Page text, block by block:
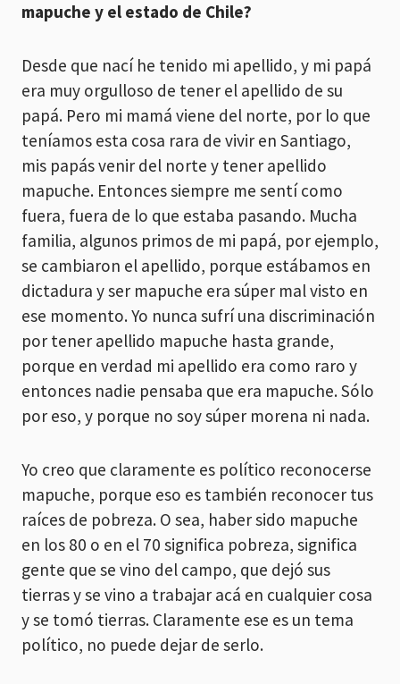
mapuche y el estado de Chile?
Desde que nací he tenido mi apellido, y mi papá
era muy orgulloso de tener el apellido de su
papá. Pero mi mamá viene del norte, por lo que
teníamos esta cosa rara de vivir en Santiago,
mis papás venir del norte y tener apellido
mapuche. Entonces siempre me sentí como
fuera, fuera de lo que estaba pasando. Mucha
familia, algunos primos de mi papá, por ejemplo,
se cambiaron el apellido, porque estábamos en
dictadura y ser mapuche era súper mal visto en
ese momento. Yo nunca sufrí una discriminación
por tener apellido mapuche hasta grande,
porque en verdad mi apellido era como raro y
entonces nadie pensaba que era mapuche. Sólo
por eso, y porque no soy súper morena ni nada.
Yo creo que claramente es político reconocerse
mapuche, porque eso es también reconocer tus
raíces de pobreza. O sea, haber sido mapuche
en los 80 o en el 70 significa pobreza, significa
gente que se vino del campo, que dejó sus
tierras y se vino a trabajar acá en cualquier cosa
y se tomó tierras. Claramente ese es un tema
político, no puede dejar de serlo.